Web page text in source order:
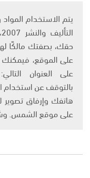
حقك، بصفتك مالكًا
على الموقع، فيمكنك
بالتوقف عن استخدام
هاتفك وإرفاق
على موقع الشمس.